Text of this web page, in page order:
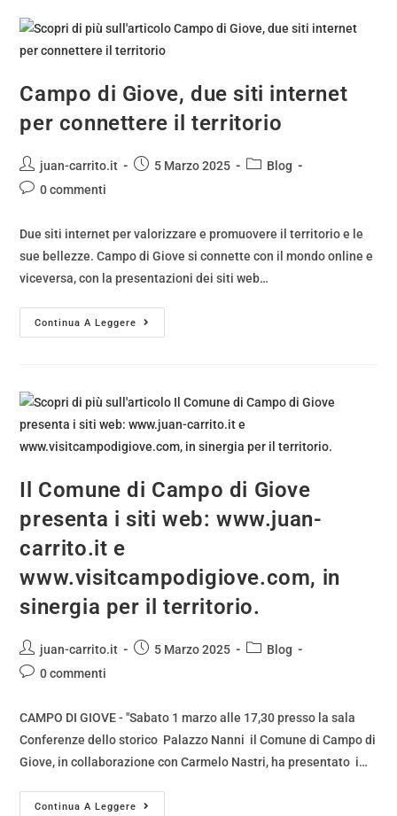
Campo di Giove, due siti internet
per connettere il territorio
juan-carrito.it 5 Marzo 2025
Blog
0 commenti
Due siti internet per valorizzare e promuovere il territorio e le
sue bellezze. Campo di Giove si connette con il mondo online e
viceversa, con la presentazioni dei siti web…
Continua A Leggere
Il Comune di Campo di Giove
presenta i siti web: www.juan-
carrito.it e
www.visitcampodigiove.com, in
sinergia per il territorio.
juan-carrito.it 5 Marzo 2025
Blog
0 commenti
CAMPO DI GIOVE - "Sabato 1 marzo alle 17,30 presso la sala
Conferenze dello storico Palazzo Nanni il Comune di Campo di
Giove, in collaborazione con Carmelo Nastri, ha presentato i…
Continua A Leggere